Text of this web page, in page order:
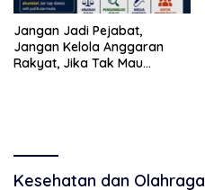
Jangan Jadi Pejabat,
Jangan Kelola Anggaran
Rakyat, Jika Tak Mau
Kesehatan dan Olahraga